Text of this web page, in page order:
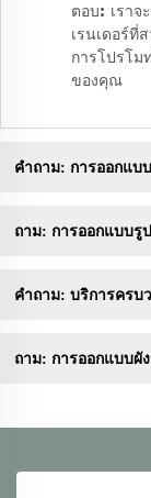
ตอบ: เราจ
เรนเดอร์ที่
การโปรโม
ของคุณ
คำถาม: การออกแบ
ถาม: การออกแบบรู
คำถาม: บริการครบ
ถาม: การออกแบบผั